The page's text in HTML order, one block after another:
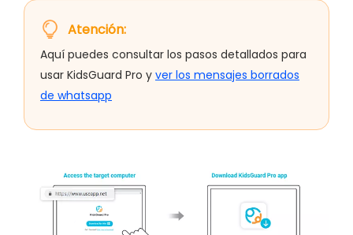
Atención:
Aquí puedes consultar los pasos detallados para
usar KidsGuard Pro y ver los mensajes borrados
de whatsapp